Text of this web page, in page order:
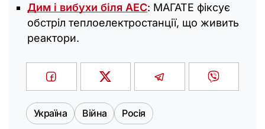
Дим і вибухи біля АЕС: МАГАТЕ фіксує
обстріл теплоелектростанції, що живить
реактори.
Україна Війна Росія